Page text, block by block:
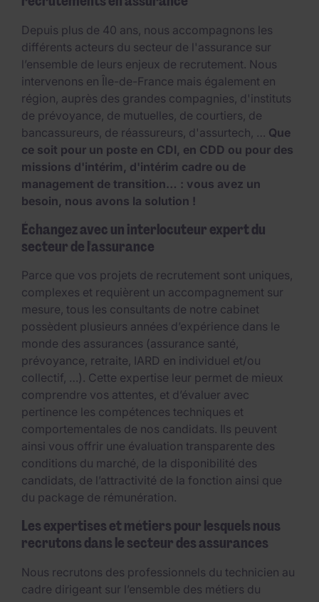
Depuis plus de 40 ans, nous accompagnons les
différents acteurs du secteur de l'assurance sur
l’ensemble de leurs enjeux de recrutement. Nous
intervenons en Île-de-France mais également en
région, auprès des grandes compagnies, d'instituts
de prévoyance, de mutuelles, de courtiers, de
bancassureurs, de réassureurs, d'assurtech, … Que
ce soit pour un poste en CDI, en CDD ou pour des
missions d'intérim, d'intérim cadre ou de
management de transition… : vous avez un
besoin, nous avons la solution !
Échangez avec un interlocuteur expert du
secteur de l'assurance
Parce que vos projets de recrutement sont uniques,
complexes et requièrent un accompagnement sur
mesure, tous les consultants de notre cabinet
possèdent plusieurs années d’expérience dans le
monde des assurances (assurance santé,
prévoyance, retraite, IARD en individuel et/ou
collectif, …). Cette expertise leur permet de mieux
comprendre vos attentes, et d’évaluer avec
pertinence les compétences techniques et
comportementales de nos candidats. Ils peuvent
ainsi vous offrir une évaluation transparente des
conditions du marché, de la disponibilité des
candidats, de l’attractivité de la fonction ainsi que
du package de rémunération.
Les expertises et métiers pour lesquels nous
recrutons dans le secteur des assurances
Nous recrutons des professionnels du technicien au
cadre dirigeant sur l’ensemble des métiers du